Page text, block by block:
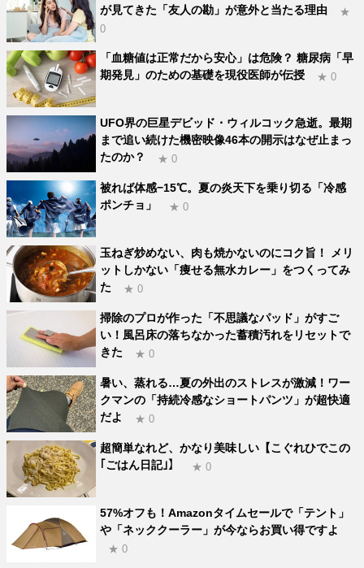
が見てきた「友人の勘」が意外と当たる理由
★
0
「血糖値は正常だから安心」は危険？ 糖尿病「早
期発見」のための基礎を現役医師が伝授
★ 0
UFO界の巨星デビッド・ウィルコック急逝。最期
まで追い続けた機密映像46本の開示はなぜ止まっ
たのか？
★ 0
被れば体感−15℃。夏の炎天下を乗り切る「冷感
ポンチョ」
★ 0
玉ねぎ炒めない、肉も焼かないのにコク旨！ メリ
ットしかない「痩せる無水カレー」をつくってみ
た
★ 0
掃除のプロが作った「不思議なパッド」がすご
い！風呂床の落ちなかった蓄積汚れをリセットで
きた
★ 0
暑い、蒸れる…夏の外出のストレスが激減！ワー
クマンの「持続冷感なショートパンツ」が超快適
だよ
★ 0
超簡単なれど、かなり美味しい【こぐれひでこの
｢ごはん日記｣】
★ 0
57%オフも！Amazonタイムセールで「テント」
や「ネッククーラー」が今ならお買い得ですよ
★ 0